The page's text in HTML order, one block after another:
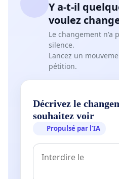
Y a-t-il
voulez
Le changement n'a
silence.
Lancez un
pétition.
Décrivez le
souhaitez voir
Propulsé par l’IA